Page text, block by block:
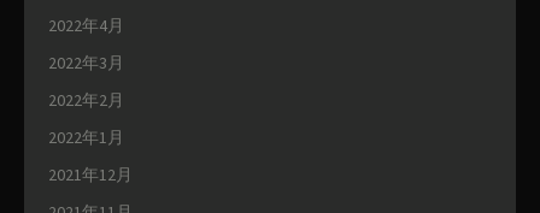
2022年4月
2022年3月
2022年2月
2022年1月
2021年12月